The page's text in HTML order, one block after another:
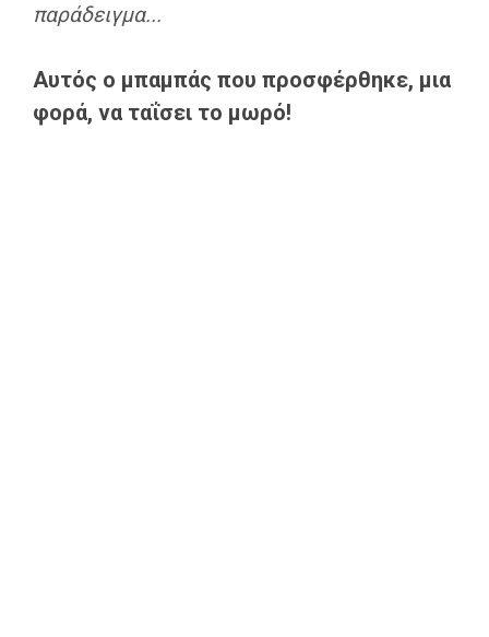
παράδειγμα...
Αυτός ο μπαμπάς που προσφέρθηκε, μια
φορά, να ταΐσει το μωρό!